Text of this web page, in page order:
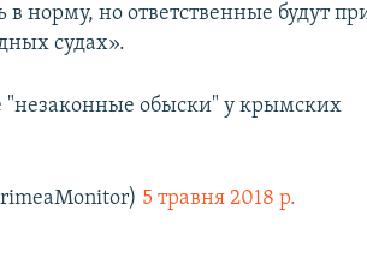
в норму, но ответственные будут
судах».
"незаконные обыски" у крымских
5 травня 2018 р.